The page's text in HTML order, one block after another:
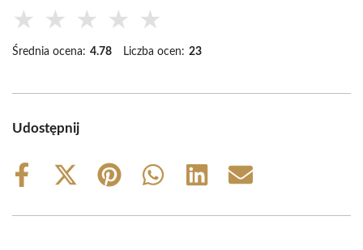
★ ★ ★ ★ ★
Średnia ocena: 4.78 Liczba ocen: 23
Udostępnij
Share
Share
(Twitter)
Share
Share
Share
Share